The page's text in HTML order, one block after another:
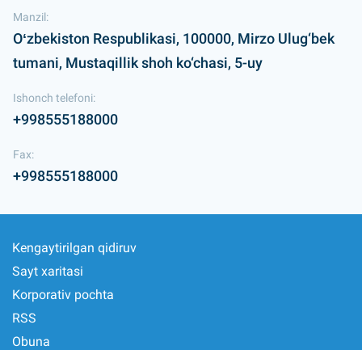
Manzil:
Oʻzbekiston Respublikasi, 100000, Mirzo Ulug‘bek
tumani, Mustaqillik shoh ko‘chasi, 5-uy
Ishonch telefoni:
+998555188000
Fax:
+998555188000
Kengaytirilgan qidiruv
Sayt xaritasi
Korporativ pochta
RSS
Obuna